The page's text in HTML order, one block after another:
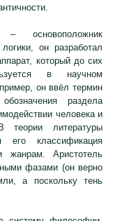
– основоположник
он разработал
который до сих
в научном
он ввёл термин
раздела
человека и
теории литературы
его классификация
жанрам. Аристотель
фазами (он верно
а поскольку тень